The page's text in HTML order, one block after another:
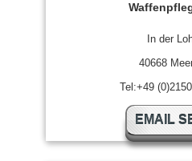
In der
40668
Tel:+49
EMAIL